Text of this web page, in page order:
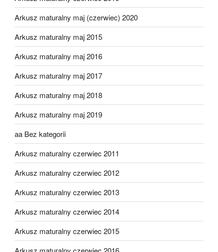
Arkusz maturalny maj (czerwiec) 2020
Arkusz maturalny maj 2015
Arkusz maturalny maj 2016
Arkusz maturalny maj 2017
Arkusz maturalny maj 2018
Arkusz maturalny maj 2019
aa Bez kategorii
Arkusz maturalny czerwiec 2011
Arkusz maturalny czerwiec 2012
Arkusz maturalny czerwiec 2013
Arkusz maturalny czerwiec 2014
Arkusz maturalny czerwiec 2015